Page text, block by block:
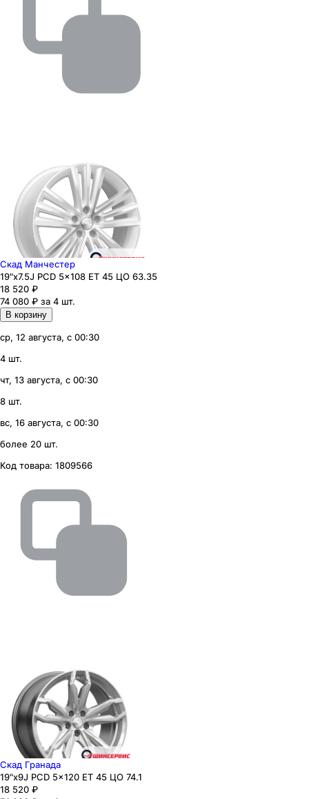
Скад Манчестер
19"x7.5J PCD 5x108 ЕТ 45 ЦО 63.35
18 520 ₽
74 080 ₽ за 4 шт.
В корзину
ср, 12 августа, с 00:30
4 шт.
чт, 13 августа, с 00:30
8 шт.
вс, 16 августа, с 00:30
более 20 шт.
Код товара: 1809566
Скад Гранада
19"x9J PCD 5x120 ЕТ 45 ЦО 74.1
18 520 ₽